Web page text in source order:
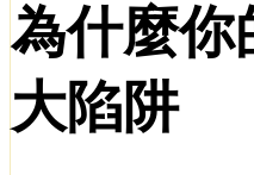
為什麼你
大陷阱